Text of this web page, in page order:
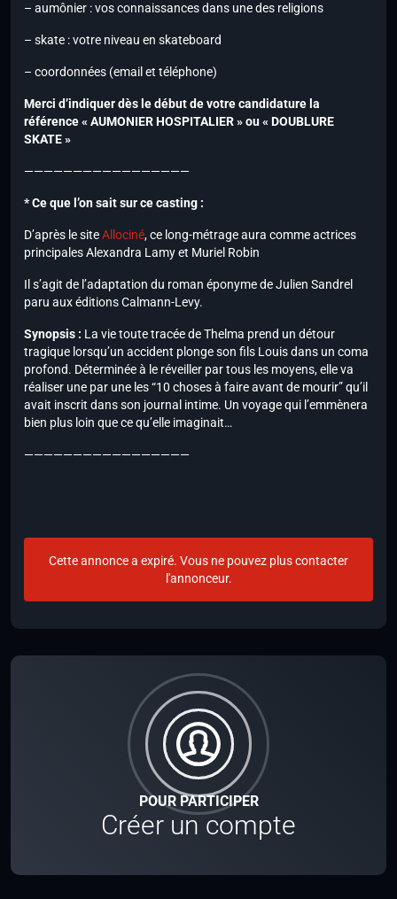
POUR PARTICIPER
Créer un compte
– aumônier : vos connaissances dans une des religions
– skate : votre niveau en skateboard
– coordonnées (email et téléphone)
Merci d’indiquer dès le début de votre candidature la
référence « AUMONIER HOSPITALIER » ou « DOUBLURE
SKATE »
—————————————————
* Ce que l’on sait sur ce casting :
D’après le siteAllociné, ce long-métrage aura comme actrices
principales Alexandra Lamy et Muriel Robin
Il s’agit de l’adaptation du roman éponyme de Julien Sandrel
paru aux éditions Calmann-Levy.
Synopsis : La vie toute tracée de Thelma prend un détour
tragique lorsqu’un accident plonge son fils Louis dans un coma
profond. Déterminée à le réveiller par tous les moyens, elle va
réaliser une par une les “10 choses à faire avant de mourir” qu’il
avait inscrit dans son journal intime. Un voyage qui l’emmènera
bien plus loin que ce qu’elle imaginait…
—————————————————
Cette annonce a expiré. Vous ne pouvez plus contacter
l'annonceur.